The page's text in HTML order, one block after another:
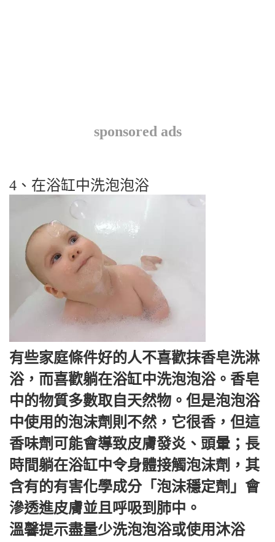
sponsored ads
4、在浴缸中洗泡泡浴
有些家庭條件好的人不喜歡抹香皂洗淋
浴，而喜歡躺在浴缸中洗泡泡浴。香皂
中的物質多數取自天然物。但是泡泡浴
中使用的泡沫劑則不然，它很香，但這
香味劑可能會導致皮膚發炎、頭暈；長
時間躺在浴缸中令身體接觸泡沫劑，其
含有的有害化學成分「泡沫穩定劑」會
滲透進皮膚並且呼吸到肺中。
溫馨提示盡量少洗泡泡浴或使用沐浴